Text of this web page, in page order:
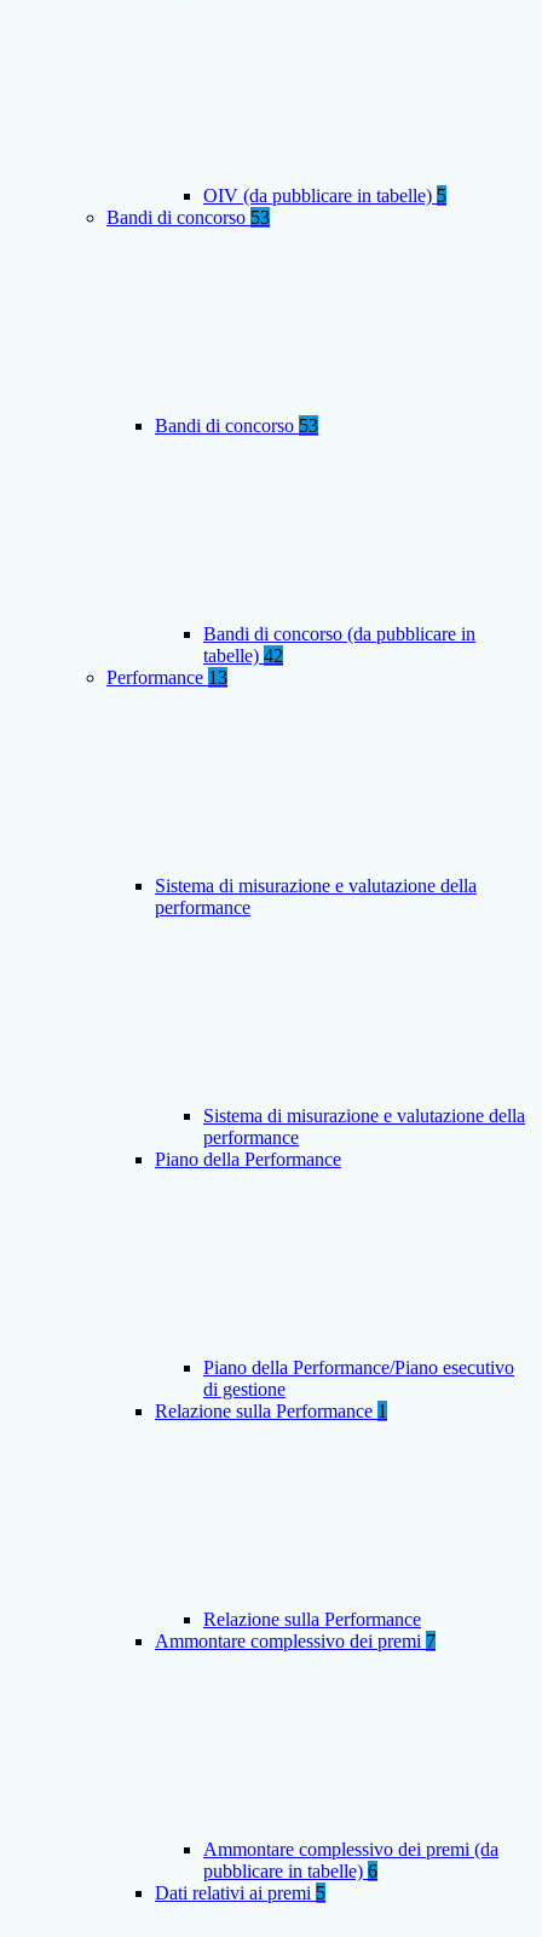
OIV (da pubblicare in tabelle) 5
Bandi di concorso 53
Bandi di concorso 53
Bandi di concorso (da pubblicare in
tabelle) 42
Performance 13
Sistema di misurazione e valutazione della
performance
Sistema di misurazione e valutazione della
performance
Piano della Performance
Piano della Performance/Piano esecutivo
di gestione
Relazione sulla Performance 1
Relazione sulla Performance
Ammontare complessivo dei premi 7
Ammontare complessivo dei premi (da
pubblicare in tabelle) 6
Dati relativi ai premi 5